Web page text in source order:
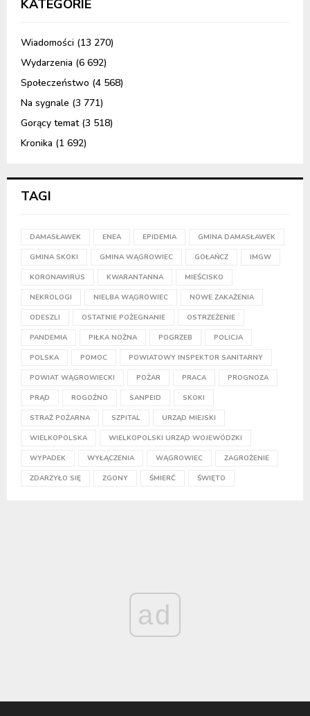
KATEGORIE
Wiadomości (13 270)
Wydarzenia (6 692)
Społeczeństwo (4 568)
Na sygnale (3 771)
Gorący temat(3 518)
Kronika (1 692)
TAGI
DAMASŁAWEK ENEA EPIDEMIA GMINA DAMASŁAWEK
GMINA SKOKI GMINA WĄGROWIEC GOŁAŃCZ IMGW
KORONAWIRUS KWARANTANNA MIEŚCISKO
NEKROLOGI NIELBA WĄGROWIEC NOWE ZAKAŻENIA
ODESZLI OSTATNIE POŻEGNANIE OSTRZEŻENIE
PANDEMIA PIŁKA NOŻNA POGRZEB POLICJA
POLSKA POMOC POWIATOWY INSPEKTOR SANITARNY
POWIAT WĄGROWIECKI POŻAR PRACA PROGNOZA
PRĄD ROGOŹNO SANPEID SKOKI
STRAŻ POŻARNA SZPITAL URZĄD MIEJSKI
WIELKOPOLSKA WIELKOPOLSKI URZĄD WOJEWÓDZKI
WYPADEK WYŁĄCZENIA WĄGROWIEC ZAGROŻENIE
ZDARZYŁO SIĘ ZGONY ŚMIERĆ ŚWIĘTO
ad